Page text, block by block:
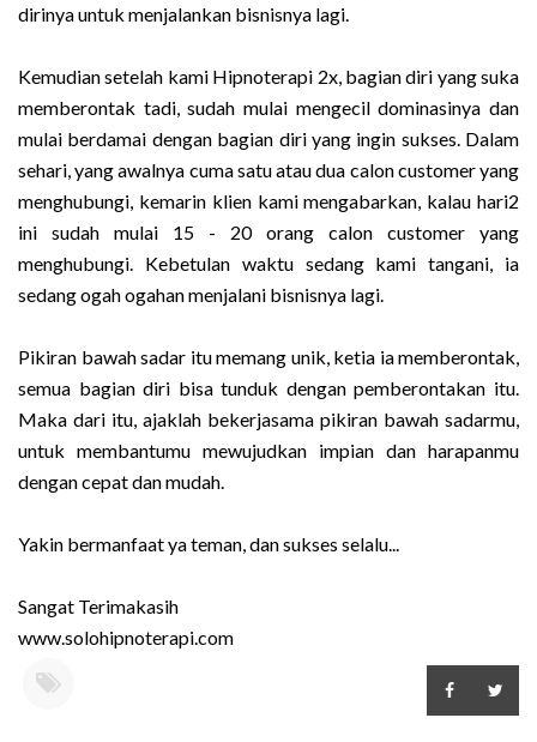
dirinya untuk menjalankan bisnisnya lagi.
Kemudian setelah kami Hipnoterapi 2x, bagian diri yang suka
memberontak tadi, sudah mulai mengecil dominasinya dan
mulai berdamai dengan bagian diri yang ingin sukses. Dalam
sehari, yang awalnya cuma satu atau dua calon customer yang
menghubungi, kemarin klien kami mengabarkan, kalau hari2
ini sudah mulai 15 - 20 orang calon customer yang
menghubungi. Kebetulan waktu sedang kami tangani, ia
sedang ogah ogahan menjalani bisnisnya lagi.
Pikiran bawah sadar itu memang unik, ketia ia memberontak,
semua bagian diri bisa tunduk dengan pemberontakan itu.
Maka dari itu, ajaklah bekerjasama pikiran bawah sadarmu,
untuk membantumu mewujudkan impian dan harapanmu
dengan cepat dan mudah.
Yakin bermanfaat ya teman, dan sukses selalu...
Sangat Terimakasih
www.solohipnoterapi.com